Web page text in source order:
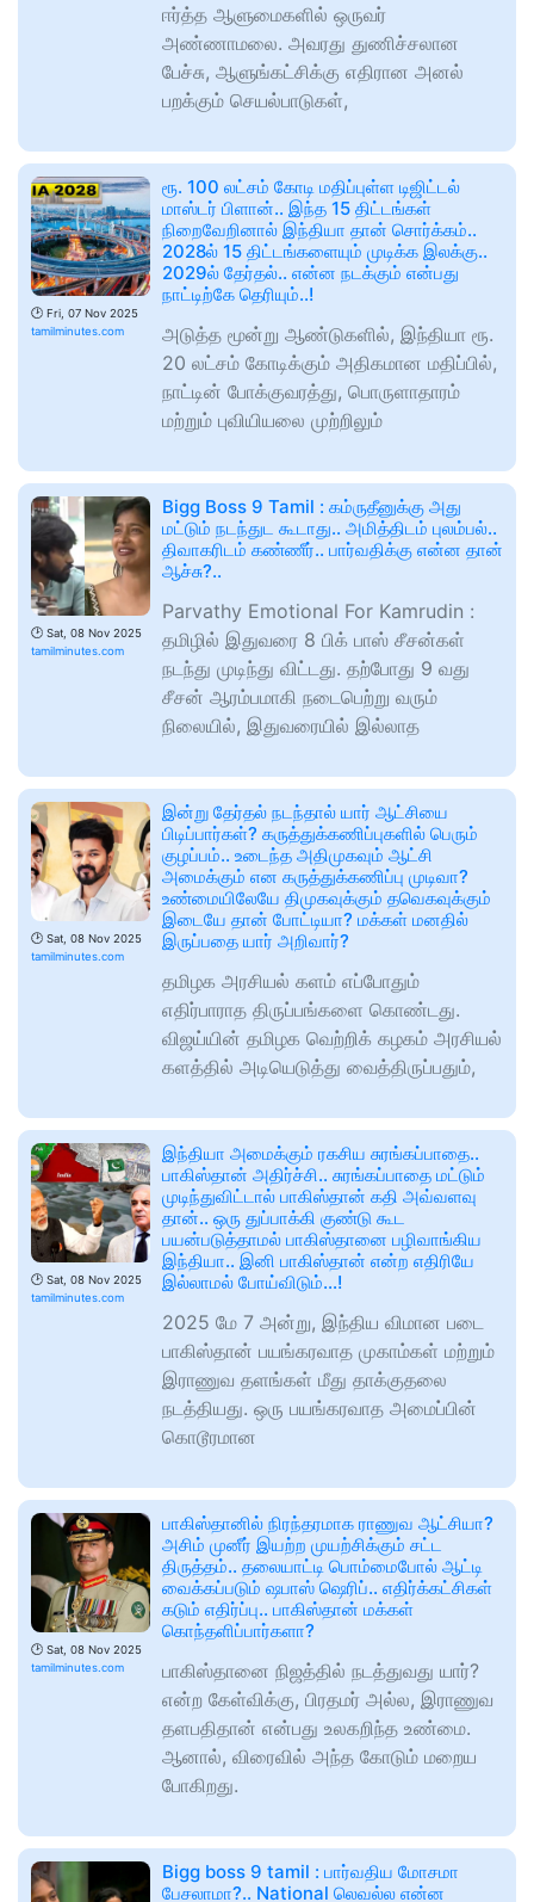
ஈர்த்த ஆளுமைகளில் ஒருவர்
அண்ணாமலை. அவரது துணிச்சலான
பேச்சு, ஆளுங்கட்சிக்கு எதிரான அனல்
பறக்கும் செயல்பாடுகள்,
🕑 Fri, 07 Nov 2025
tamilminutes.com
ரூ. 100 லட்சம் கோடி மதிப்புள்ள டிஜிட்டல்
மாஸ்டர் பிளான்.. இந்த 15 திட்டங்கள்
நிறைவேறினால் இந்தியா தான் சொர்க்கம்..
2028ல் 15 திட்டங்களையும் முடிக்க இலக்கு..
2029ல் தேர்தல்.. என்ன நடக்கும் என்பது
நாட்டிற்கே தெரியும்..!
அடுத்த மூன்று ஆண்டுகளில், இந்தியா ரூ.
20 லட்சம் கோடிக்கும் அதிகமான மதிப்பில்,
நாட்டின் போக்குவரத்து, பொருளாதாரம்
மற்றும் புவியியலை முற்றிலும்
🕑 Sat, 08 Nov 2025
tamilminutes.com
Bigg Boss 9 Tamil : கம்ருதீனுக்கு அது
மட்டும் நடந்துட கூடாது.. அமித்திடம் புலம்பல்..
திவாகரிடம் கண்ணீர்.. பார்வதிக்கு என்ன தான்
ஆச்சு?..
Parvathy Emotional For Kamrudin :
தமிழில் இதுவரை 8 பிக் பாஸ் சீசன்கள்
நடந்து முடிந்து விட்டது. தற்போது 9 வது
சீசன் ஆரம்பமாகி நடைபெற்று வரும்
நிலையில், இதுவரையில் இல்லாத
🕑 Sat, 08 Nov 2025
tamilminutes.com
இன்று தேர்தல் நடந்தால் யார் ஆட்சியை
பிடிப்பார்கள்? கருத்துக்கணிப்புகளில் பெரும்
குழப்பம்.. உடைந்த அதிமுகவும் ஆட்சி
அமைக்கும் என கருத்துக்கணிப்பு முடிவா?
உண்மையிலேயே திமுகவுக்கும் தவெகவுக்கும்
இடையே தான் போட்டியா? மக்கள் மனதில்
இருப்பதை யார் அறிவார்?
தமிழக அரசியல் களம் எப்போதும்
எதிர்பாராத திருப்பங்களை கொண்டது.
விஜய்யின் தமிழக வெற்றிக் கழகம் அரசியல்
களத்தில் அடியெடுத்து வைத்திருப்பதும்,
🕑 Sat, 08 Nov 2025
tamilminutes.com
இந்தியா அமைக்கும் ரகசிய சுரங்கப்பாதை..
பாகிஸ்தான் அதிர்ச்சி.. சுரங்கப்பாதை மட்டும்
முடிந்துவிட்டால் பாகிஸ்தான் கதி அவ்வளவு
தான்.. ஒரு துப்பாக்கி குண்டு கூட
பயன்படுத்தாமல் பாகிஸ்தானை பழிவாங்கிய
இந்தியா.. இனி பாகிஸ்தான் என்ற எதிரியே
இல்லாமல் போய்விடும்…!
2025 மே 7 அன்று, இந்திய விமான படை
பாகிஸ்தான் பயங்கரவாத முகாம்கள் மற்றும்
இராணுவ தளங்கள் மீது தாக்குதலை
நடத்தியது. ஒரு பயங்கரவாத அமைப்பின்
கொடூரமான
🕑 Sat, 08 Nov 2025
tamilminutes.com
பாகிஸ்தானில் நிரந்தரமாக ராணுவ ஆட்சியா?
அசிம் முனீர் இயற்ற முயற்சிக்கும் சட்ட
திருத்தம்.. தலையாட்டி பொம்மைபோல் ஆட்டி
வைக்கப்படும் ஷபாஸ் ஷெரிப்.. எதிர்க்கட்சிகள்
கடும் எதிர்ப்பு.. பாகிஸ்தான் மக்கள்
கொந்தளிப்பார்களா?
பாகிஸ்தானை நிஜத்தில் நடத்துவது யார்?
என்ற கேள்விக்கு, பிரதமர் அல்ல, இராணுவ
தளபதிதான் என்பது உலகறிந்த உண்மை.
ஆனால், விரைவில் அந்த கோடும் மறைய
போகிறது.
Bigg boss 9 tamil : பார்வதிய மோசமா
பேசலாமா?.. National லெவல்ல என்ன